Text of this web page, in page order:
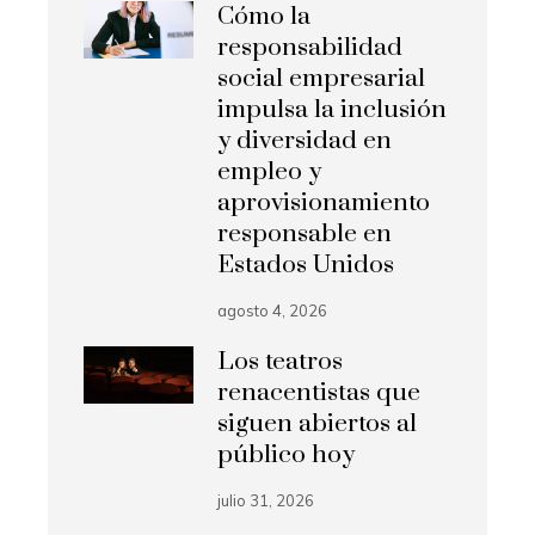
Cómo la
responsabilidad
social empresarial
impulsa la inclusión
y diversidad en
empleo y
aprovisionamiento
responsable en
Estados Unidos
agosto 4, 2026
Los teatros
renacentistas que
siguen abiertos al
público hoy
julio 31, 2026